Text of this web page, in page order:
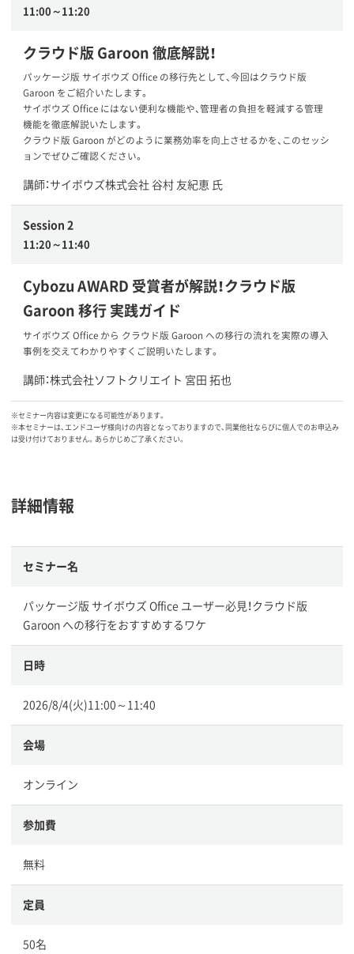
11:00～11:20
クラウド版 Garoon 徹底解説！
パッケージ版 サイボウズ Office の移行先として、今回はクラウド版
Garoon をご紹介いたします。
サイボウズ Office にはない便利な機能や、管理者の負担を軽減する管理
機能を徹底解説いたします。
クラウド版 Garoon がどのように業務効率を向上させるかを、このセッシ
ョンでぜひご確認ください。
講師：サイボウズ株式会社 谷村 友紀恵 氏
Session 2
11:20～11:40
Cybozu AWARD 受賞者が解説！クラウド版
Garoon 移行 実践ガイド
サイボウズ Office から クラウド版 Garoon への移行の流れを実際の導入
事例を交えてわかりやすくご説明いたします。
講師：株式会社ソフトクリエイト 宮田 拓也
※セミナー内容は変更になる可能性があります。
※本セミナーは、エンドユーザ様向けの内容となっておりますので、同業他社ならびに個人でのお申込み
は受け付けておりません。あらかじめご了承ください。
詳細情報
セミナー名
パッケージ版 サイボウズ Office ユーザー必見！クラウド版
Garoon への移行をおすすめするワケ
日時
2026/8/4(火)11:00～11:40
会場
オンライン
参加費
無料
定員
50名